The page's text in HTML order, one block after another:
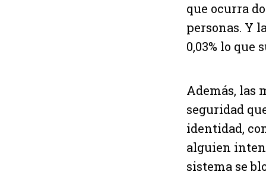
que ocurra
personas. Y
0,03% lo que
Además, las
seguridad
identidad,
alguien
sistema se